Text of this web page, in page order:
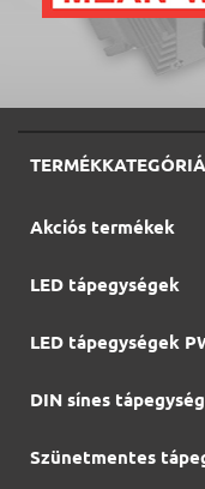
Akciós termékek
LED tápegységek
LED tápegységek
DIN sínes
Szünetmentes